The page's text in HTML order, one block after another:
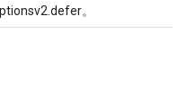
。